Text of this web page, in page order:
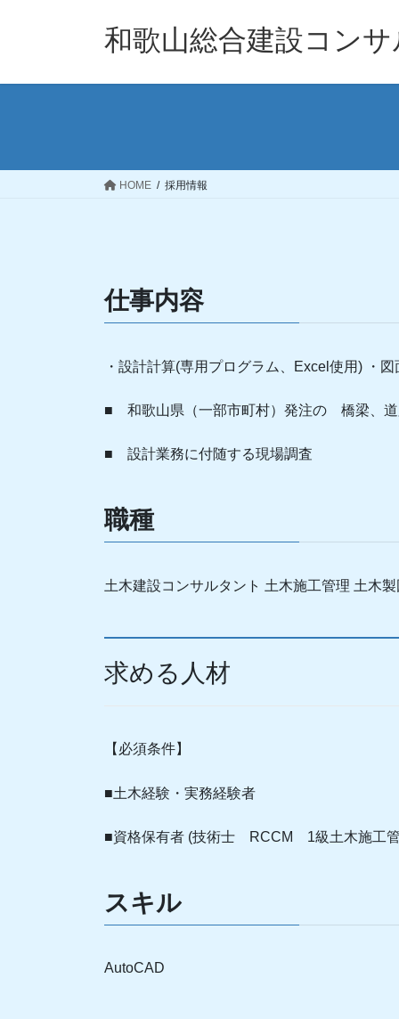
和歌山総合建設コン
HOME 採用情報
仕事内容
・設計計算(専用プログラム、Excel使用) ・
■ 和歌山県（一部市町村）発注の 橋梁、道
■ 設計業務に付随する現場調査
職種
土木建設コンサルタント 土木施工管理 土木
求める人材
【必須条件】
■土木経験・実務経験者
■資格保有者 (技術士 RCCM 1級土木施工
スキル
AutoCAD